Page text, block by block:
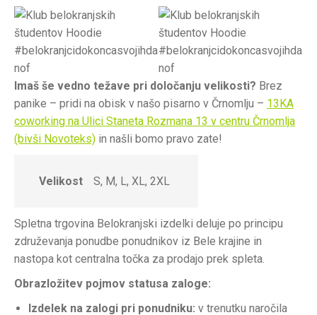
Imaš še vedno težave pri določanju velikosti? Brez
panike – pridi na obisk v našo pisarno v Črnomlju – 13KA
coworking na Ulici Staneta Rozmana 13 v centru Črnomlja
(bivši Novoteks) in našli bomo pravo zate!
Velikost S, M, L, XL, 2XL
Spletna trgovina Belokranjski izdelki deluje po principu
združevanja ponudbe ponudnikov iz Bele krajine in
nastopa kot centralna točka za prodajo prek spleta.
Obrazložitev pojmov statusa zaloge:
Izdelek na zalogi pri ponudniku: v trenutku naročila